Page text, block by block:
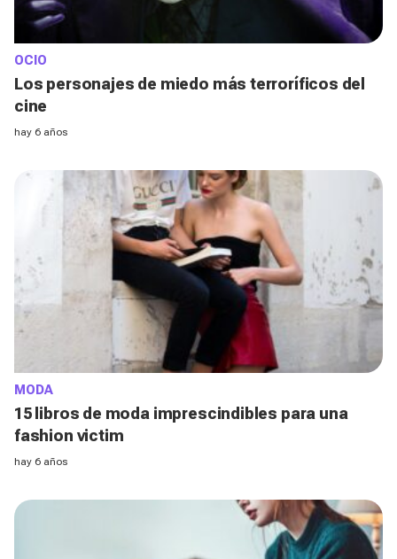
OCIO
Los personajes de miedo más terroríficos del
cine
hay 6 años
MODA
15 libros de moda imprescindibles para una
fashion victim
hay 6 años